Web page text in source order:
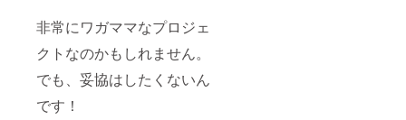
非常にワガママなプロジェ
クトなのかもしれません。
でも、妥協はしたくないん
です！